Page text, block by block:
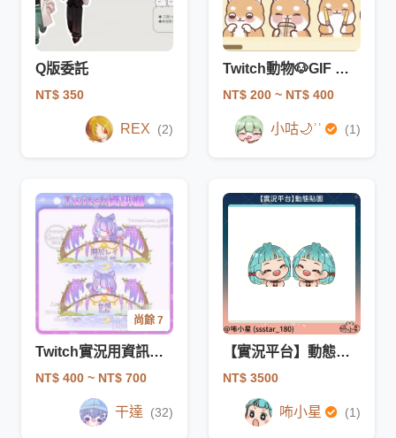
Q版委託
NT$ 350
REX (2)
Twitch動物🐶GIF 表情符號🤍⸝⸝
NT$ 200 ~ NT$ 400
小咕🌙ʾʾ (1)
尚餘 7
Twitch實況用資訊欄繪圖委託
NT$ 400 ~ NT$ 700
干達 (32)
【實況平台】動態貼圖 蹭蹭gif
NT$ 3500
咘小星 (1)